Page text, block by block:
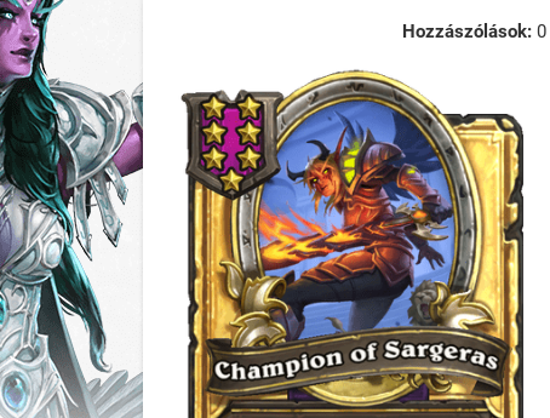
Hozzászólások:0